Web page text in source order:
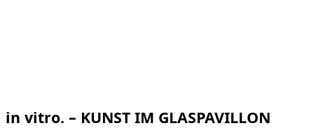
in vitro. – KUNST IM GLASPAVILLON